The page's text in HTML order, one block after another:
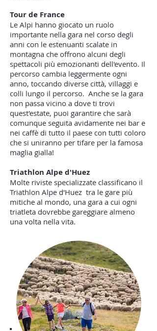
Tour de France
Le Alpi hanno giocato un ruolo
importante nella gara nel corso degli
anni con le estenuanti scalate in
montagna che offrono alcuni degli
spettacoli più emozionanti dell'evento. Il
percorso cambia leggermente ogni
anno, toccando diverse città, villaggi e
colli lungo il percorso. Anche se la gara
non passa vicino a dove ti trovi
quest'estate, puoi garantire che sarà
comunque seguita avidamente nei bar e
nei caffè di tutto il paese con tutti coloro
che si uniranno per tifare per la famosa
maglia gialla!
Triathlon Alpe d'Huez
Molte riviste specializzate classificano il
Triathlon Alpe d'Huez tra le gare più
mitiche al mondo, una gara a cui ogni
triatleta dovrebbe gareggiare almeno
una volta nella vita.